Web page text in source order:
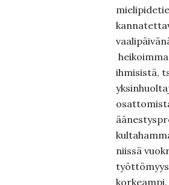
ihmisistä,
niissä